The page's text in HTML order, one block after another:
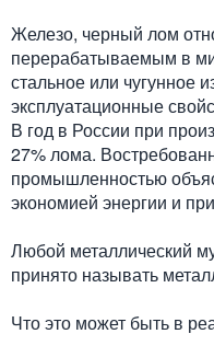
Железо, черный лом
перерабатываемым в
стальное или чугунное
эксплуатационные
В год в России при
27% лома.
промышленностью
экономией энергии и
Любой металлический
принято называть
Что это может быть в